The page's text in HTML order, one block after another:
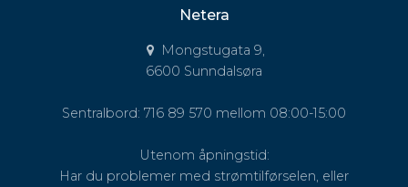
Netera
Mongstugata 9,
6600 Sunndalsøra
Sentralbord: 716 89 570 mellom 08:00-15:00
Utenom åpningstid:
Har du problemer med strømtilførselen, eller